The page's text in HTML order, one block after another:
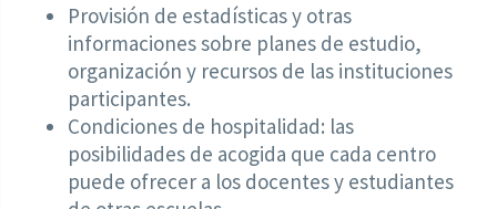
Provisión de estadísticas y otras
informaciones sobre planes de estudio,
organización y recursos de las instituciones
participantes.
Condiciones de hospitalidad: las
posibilidades de acogida que cada centro
puede ofrecer a los docentes y estudiantes